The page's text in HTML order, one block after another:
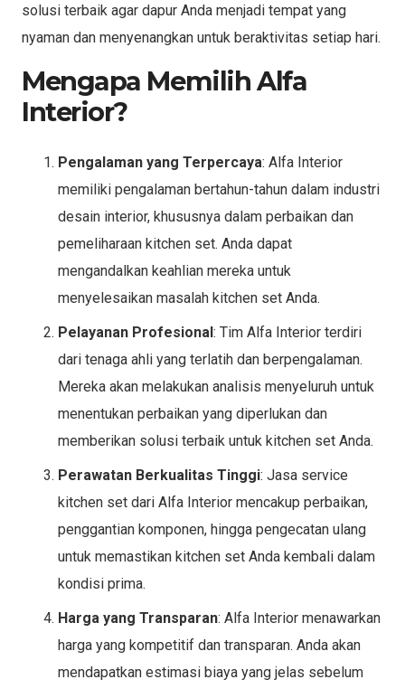
solusi terbaik agar dapur Anda menjadi tempat yang
nyaman dan menyenangkan untuk beraktivitas setiap hari.
Mengapa Memilih Alfa
Interior?
Pengalaman yang Terpercaya: Alfa Interior
memiliki pengalaman bertahun-tahun dalam industri
desain interior, khususnya dalam perbaikan dan
pemeliharaan kitchen set. Anda dapat
mengandalkan keahlian mereka untuk
menyelesaikan masalah kitchen set Anda.
Pelayanan Profesional: Tim Alfa Interior terdiri
dari tenaga ahli yang terlatih dan berpengalaman.
Mereka akan melakukan analisis menyeluruh untuk
menentukan perbaikan yang diperlukan dan
memberikan solusi terbaik untuk kitchen set Anda.
Perawatan Berkualitas Tinggi: Jasa service
kitchen set dari Alfa Interior mencakup perbaikan,
penggantian komponen, hingga pengecatan ulang
untuk memastikan kitchen set Anda kembali dalam
kondisi prima.
Harga yang Transparan: Alfa Interior menawarkan
harga yang kompetitif dan transparan. Anda akan
mendapatkan estimasi biaya yang jelas sebelum